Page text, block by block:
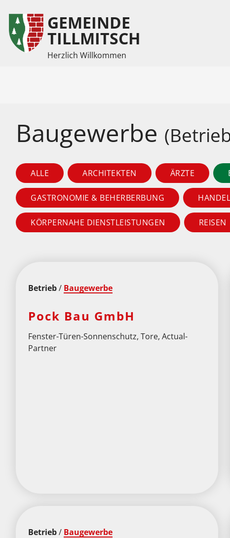
Inhalt
Accesskey
Hauptmenü
Accesskey
GEMEINDE
TILLMITSCH
Herzlich Willkommen
Baugewerbe
ALLE ARCHITEKTEN ÄRZTE
GASTRONOMIE & BEHERBERBUNG HANDEL
KÖRPERNAHE DIENSTLEISTUNGEN REISEN
Betrieb/ Baugewerbe
Pock Bau GmbH
Fenster-Türen-Sonnenschutz, Tore, Actual-
Partner
Betrieb/ Baugewerbe